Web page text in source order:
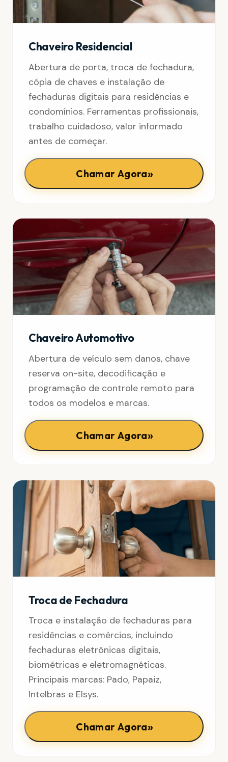
Chaveiro Residencial
Abertura de porta, troca de fechadura,
cópia de chaves e instalação de
fechaduras digitais para residências e
condomínios. Ferramentas profissionais,
trabalho cuidadoso, valor informado
antes de começar.
Chamar Agora»
Chaveiro Automotivo
Abertura de veículo sem danos, chave
reserva on-site, decodificação e
programação de controle remoto para
todos os modelos e marcas.
Chamar Agora»
Troca de Fechadura
Troca e instalação de fechaduras para
residências e comércios, incluindo
fechaduras eletrônicas digitais,
biométricas e eletromagnéticas.
Principais marcas: Pado, Papaiz,
Intelbras e Elsys.
Chamar Agora»